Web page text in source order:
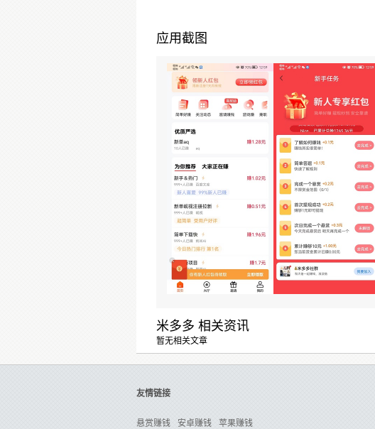
应用截图
米多多 相关资讯
暂无相关文章
友情链接
悬赏赚钱 安卓赚钱 苹果赚钱